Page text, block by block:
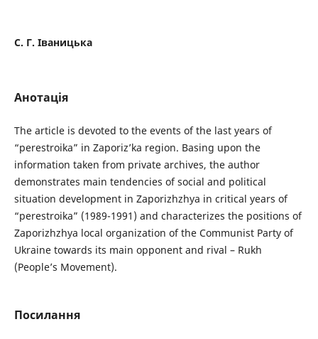
С. Г. Іваницька
Анотація
The article is devoted to the events of the last years of
“perestroika” in Zaporiz’ka region. Basing upon the
information taken from private archives, the author
demonstrates main tendencies of social and political
situation development in Zaporizhzhya in critical years of
“perestroika” (1989-1991) and characterizes the positions of
Zaporizhzhya local organization of the Communist Party of
Ukraine towards its main opponent and rival – Rukh
(People’s Movement).
Посилання